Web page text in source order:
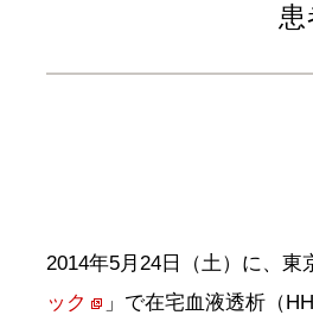
2014年5月24日（土）に、東
ック
」で在宅血液透析（